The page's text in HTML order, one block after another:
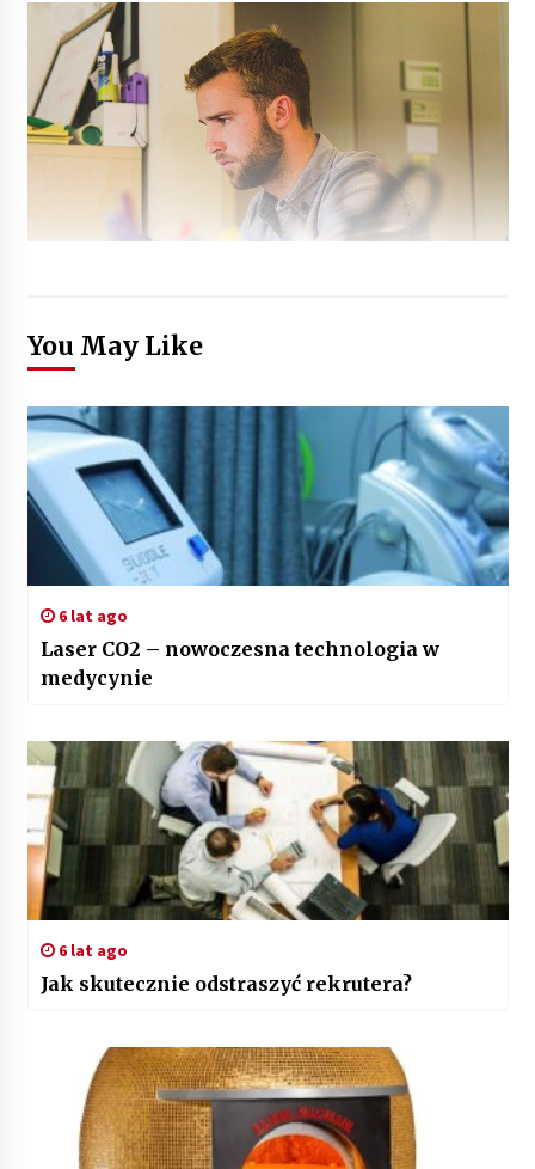
You May Like
6 lat ago
Laser CO2 – nowoczesna technologia w
medycynie
6 lat ago
Jak skutecznie odstraszyć rekrutera?